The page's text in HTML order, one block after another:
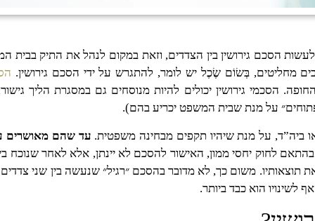
לעשות הסכם גירושין בין הצדדים, וזאת במקום לנהל את התיק
מחליטים, בְּשׂוֹם שֶׂכֶל יש לומר, להתגרש על ידי הסכם גירושין.
הסכמי גירושין יכולים להיות מנוסחים גם במסגרת הליך
על מנת שבית המשפט יכריע בהם).
ביה”ד, על מנת שיהיו תקפים מבחינה משפטית. עד שהם מאושרים
לחוק יחסי ממון, האישור להסכם לא יינתן, אלא לאחר שנוכח
משום כך, לא מדובר בהסכם ״רגיל״ שנעשה בין שני
הוא כבד ביותר.